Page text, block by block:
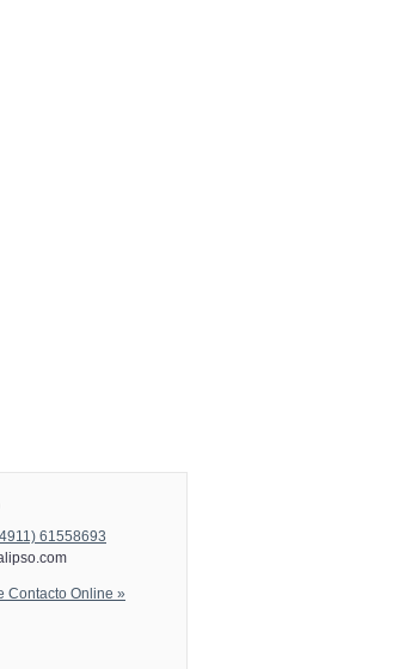
61558693
Contacto Online »